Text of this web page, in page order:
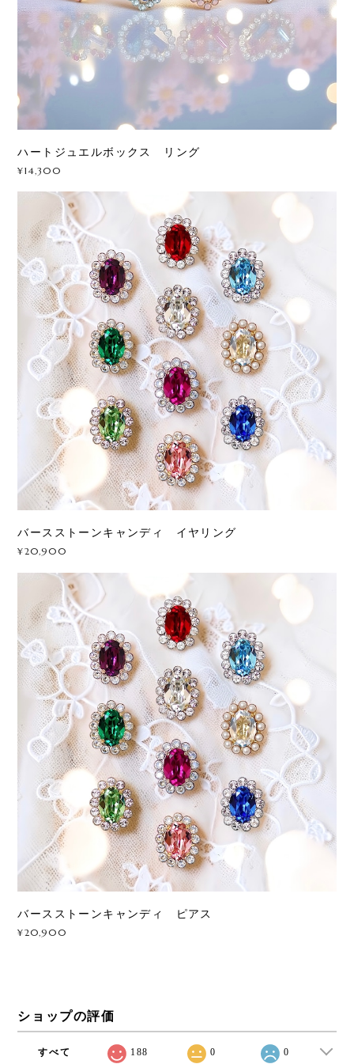
ハートジュエルボックス リング
¥14,300
バースストーンキャンディ イヤリング
¥20,900
バースストーンキャンディ ピアス
¥20,900
ショップの評価
すべて 188 0 0